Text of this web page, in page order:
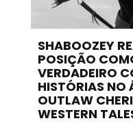
SHABOOZEY
POSIÇÃO
VERDADEIRO
HISTÓRIAS NO
OUTLAW
WESTERN